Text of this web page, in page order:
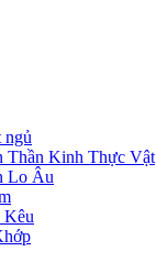
ngủ
Thần Kinh Thực Vật
Lo Âu
Kêu